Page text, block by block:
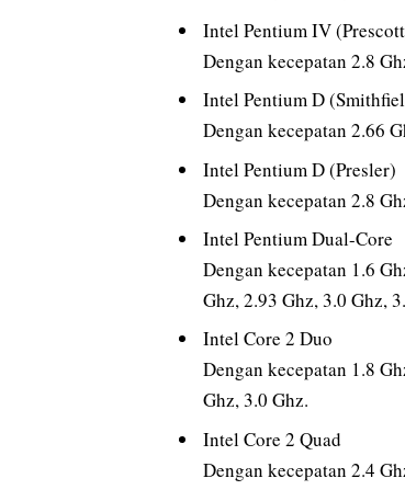
Intel Pentium IV
Dengan kecepatan 2.8
Intel Pentium D
Dengan kecepatan 2.66
Intel Pentium D (Presler)
Dengan kecepatan 2.8
Intel Pentium Dual-Core
Dengan kecepatan 1.6
Ghz, 2.93 Ghz, 3.0 Ghz,
Intel Core 2 Duo
Dengan kecepatan 1.8
Ghz, 3.0 Ghz.
Intel Core 2 Quad
Dengan kecepatan 2.4